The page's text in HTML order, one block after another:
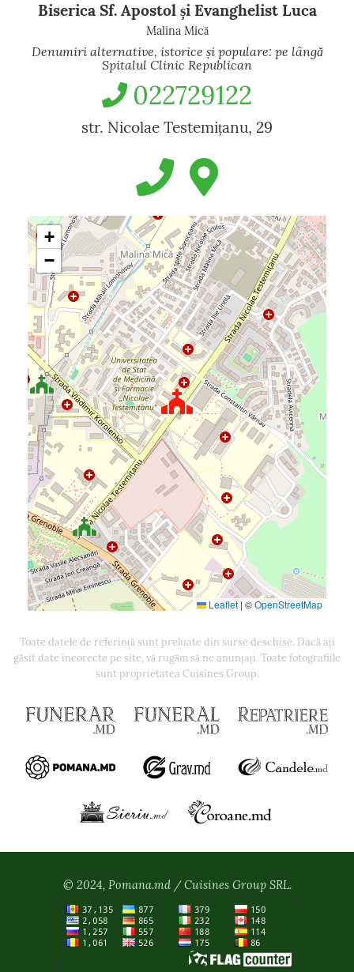
Biserica Sf. Apostol și Evanghelist Luca
Malina Mică
Denumiri alternative, istorice și populare: pe lângă
Spitalul Clinic Republican
022729122
str. Nicolae Testemițanu, 29
+
−
Leaflet | ©OpenStreetMap
Toate datele de referință sunt preluate din surse deschise. Dacă ați
găsit date incorecte pe site, vă rugăm să ne anunțați. Toate fotografiile
sunt proprietatea Cuisines Group.
© 2024, Pomana.md / Cuisines Group SRL.